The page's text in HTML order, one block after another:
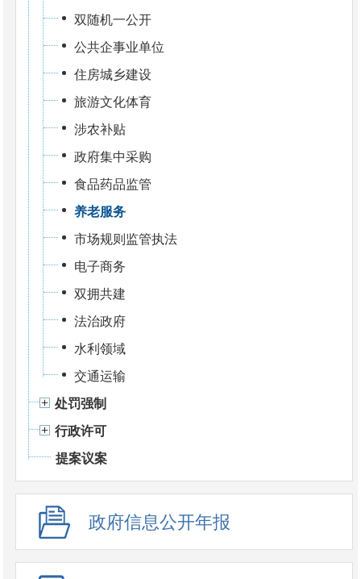
双随机一公开
公共企事业单位
住房城乡建设
旅游文化体育
涉农补贴
政府集中采购
食品药品监管
养老服务
市场规则监管执法
电子商务
双拥共建
法治政府
水利领域
交通运输
处罚强制
行政许可
提案议案
政府信息公开年报